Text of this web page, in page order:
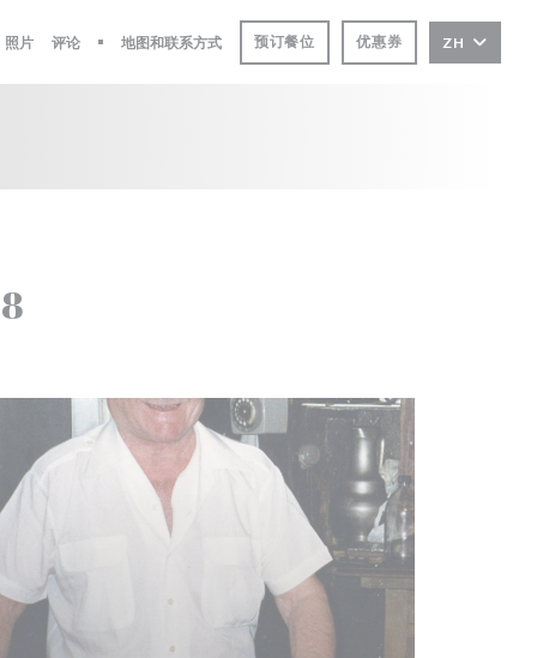
照片 评论
((在新窗口中打开))
地图和联系方式 预订餐位 优惠券 ZH